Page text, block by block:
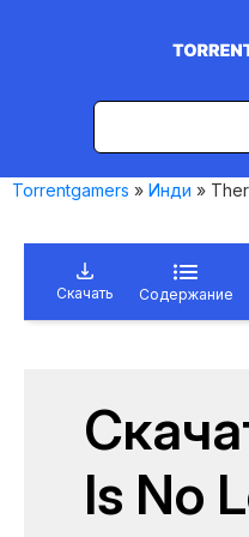
Torrentgamers » Инди »
Скачать Содержание
Is No